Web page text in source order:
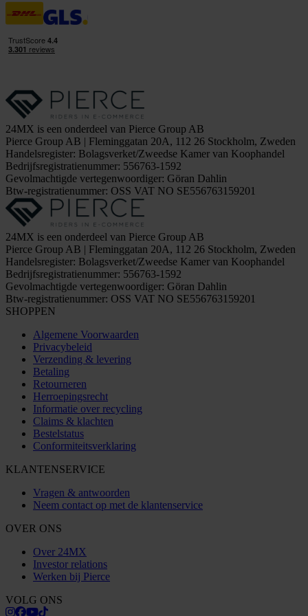
24MX is een onderdeel van Pierce Group AB
Pierce Group AB | Fleminggatan 20A, 112 26 Stockholm, Zweden
Handelsregister: Bolagsverket/Zweedse Kamer van Koophandel
Bedrijfsregistratienummer: 556763-1592
Gevolmachtigde vertegenwoordiger: Göran Dahlin
Btw-registratienummer: OSS VAT NO SE556763159201
24MX is een onderdeel van Pierce Group AB
Pierce Group AB | Fleminggatan 20A, 112 26 Stockholm, Zweden
Handelsregister: Bolagsverket/Zweedse Kamer van Koophandel
Bedrijfsregistratienummer: 556763-1592
Gevolmachtigde vertegenwoordiger: Göran Dahlin
Btw-registratienummer: OSS VAT NO SE556763159201
SHOPPEN
Algemene Voorwaarden
Privacybeleid
Verzending & levering
Betaling
Retourneren
Herroepingsrecht
Informatie over recycling
Claims & klachten
Bestelstatus
Conformiteitsverklaring
KLANTENSERVICE
Vragen & antwoorden
Neem contact op met de klantenservice
OVER ONS
Over 24MX
Investor relations
Werken bij Pierce
VOLG ONS